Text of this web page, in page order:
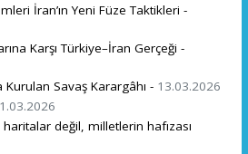
İran’ın Yeni Füze Taktikleri -
Karşı Türkiye–İran Gerçeği -
Savaş Karargâhı - 13.03.2026
değil, milletlerin hafızası